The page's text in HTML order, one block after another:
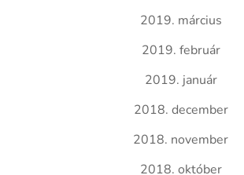
2019. március
2019. február
2019. január
2018. december
2018. november
2018. október